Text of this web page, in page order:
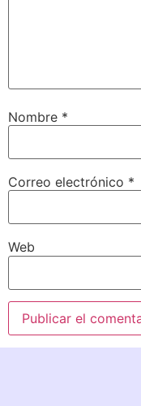
Nombre *
Correo electrónico *
Web